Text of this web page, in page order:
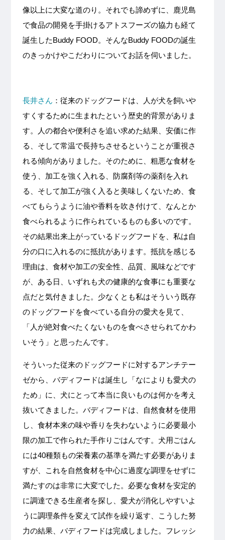
像以上に大変な道のり。それでも諦めずに、鹿児島
で食品の開発を手掛けるアトスフーズの協力も経て
誕生したBuddy FOOD。そんなBuddy FOODの誕生
のきっかけやこだわりについてお話を伺いました。
長井さん ：従来のドッグフードは、人が犬を飼いや
すくするために生まれたという歴史的背景がありま
す。人の都合や便利さを追い求めた結果、安価に作
る、そして常温で長持ちさせるということが重視さ
れる傾向がありました。そのために、粗悪な食材を
使う、加工を強く入れる、防腐剤等の薬剤を入れ
る、そして加工が強く入ると美味しくないため、食
べてもらうように油や香料を吹き付けて、なんとか
食べられるように作られているものも多いのです。
その結果出来上がっているドッグフードを、私は自
分の口に入れるのに抵抗があります。抵抗を感じる
理由は、食材や加工の安全性、品質、風味などです
が、ある日、いずれも犬の健康的な食事にも重要な
点だと気付きました。少なくとも私はそういう既存
のドッグフードを食べている自分の愛犬を見て、
「人が絶対食べたくないものを食べさせられてかわ
いそう」と思ったんです。
そういった従来のドッグフードに対するアンチテー
ゼから、バディフードは誕生し「なによりも愛犬の
ため」に、犬にとって本当に良いものは何かを考え
抜いてきました。バディフードは、自然食材を使用
し、食材本来の味や香りを失わないように必要最小
限の加工で作られた手作りごはんです。犬用ごはん
には40種類もの栄養素の基準を満たす必要がありま
すが、これを自然食材を中心に過度な調理をせずに
満たすのは非常に大変でした。必要な食材を安定的
に調達できる生産者を探し、愛犬が消化しやすいよ
うに調理条件を変えて試作を繰り返す、こうした努
力の結果、バディフードは完成しました。フレッシ